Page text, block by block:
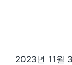
2023년 11월